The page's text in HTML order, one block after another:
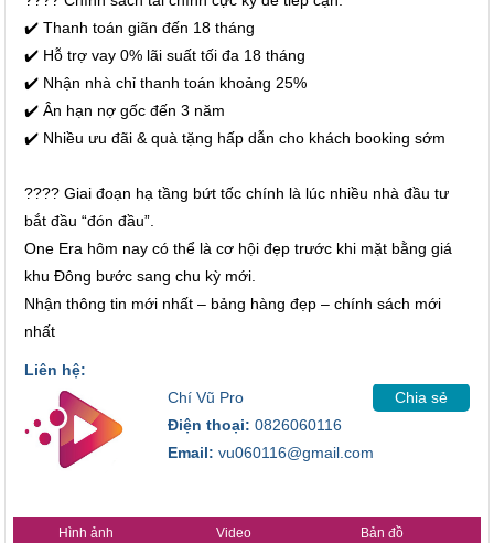
✔️ Thanh toán giãn đến 18 tháng
✔️ Hỗ trợ vay 0% lãi suất tối đa 18 tháng
✔️ Nhận nhà chỉ thanh toán khoảng 25%
✔️ Ân hạn nợ gốc đến 3 năm
✔️ Nhiều ưu đãi & quà tặng hấp dẫn cho khách booking sớm
???? Giai đoạn hạ tầng bứt tốc chính là lúc nhiều nhà đầu tư
bắt đầu “đón đầu”.
One Era hôm nay có thể là cơ hội đẹp trước khi mặt bằng giá
khu Đông bước sang chu kỳ mới.
Nhận thông tin mới nhất – bảng hàng đẹp – chính sách mới
nhất
Liên hệ:
Chí Vũ Pro
Chia sẻ
Điện thoại: 0826060116
Email: vu060116@gmail.com
Hình ảnh Video Bản đồ